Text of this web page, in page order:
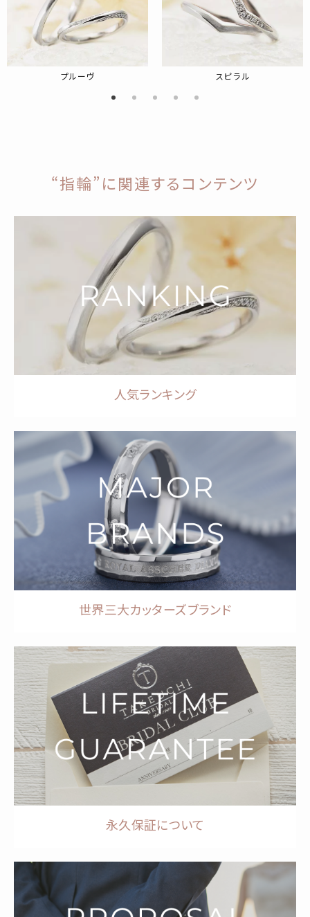
プルーヴ スピラル
“指輪”に関連するコンテンツ
人気ランキング
世界三大カッターズブランド
永久保証について